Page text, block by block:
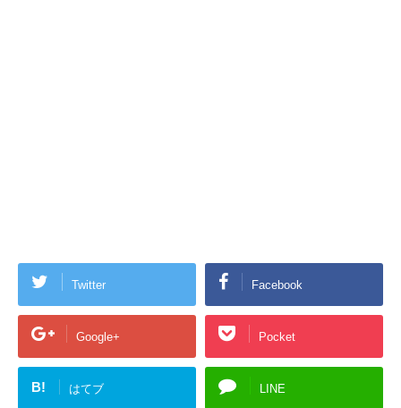
Twitter Facebook
Google+ Pocket
B! はてブ LINE